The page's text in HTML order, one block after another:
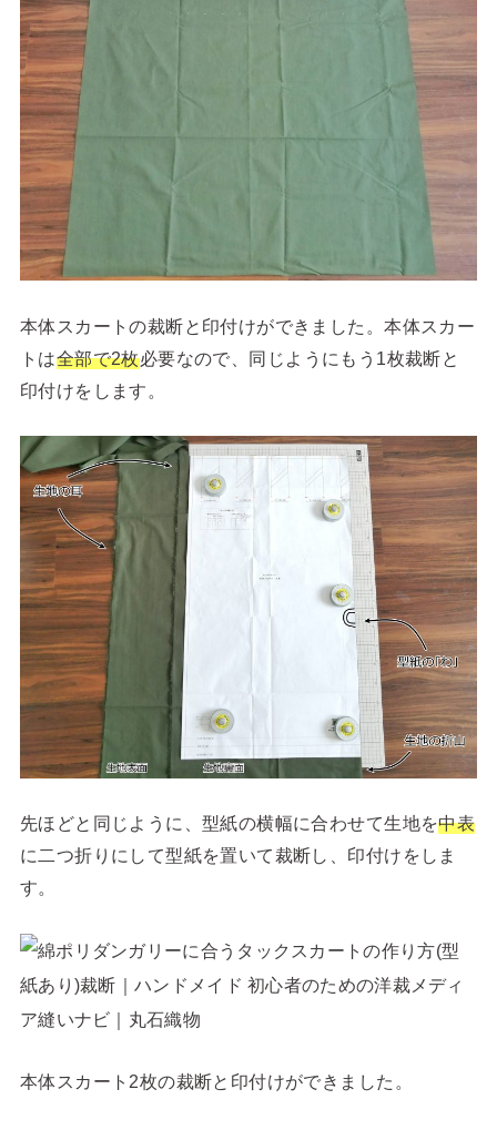
本体スカートの裁断と印付けができました。本体スカー
トは全部で2枚必要なので、同じようにもう1枚裁断と
印付けをします。
先ほどと同じように、型紙の横幅に合わせて生地を中表
に二つ折りにして型紙を置いて裁断し、印付けをしま
す。
本体スカート2枚の裁断と印付けができました。